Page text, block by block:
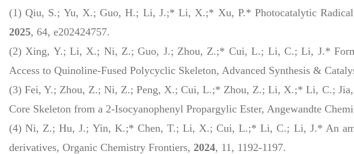
(1) Qiu, S.; Yu, X.; Guo, H.; Li, J.;* Li, X.;* Xu, P.* Photocatalytic Radical
2025, 64, e202424757.
(2) Xing, Y.; Li, X.; Ni, Z.; Guo, J.; Zhou, Z.;* Cui, L.; Li, C.; Li, J.*
Access to Quinoline-Fused Polycyclic Skeleton, Advanced Synthesis &
(3) Fei, Y.; Zhou, Z.; Ni, Z.; Peng, X.; Cui, L.;* Zhou, Z.; Li, X.;* Li, C.;
Core Skeleton from a 2-Isocyanophenyl Propargylic Ester, Angewandte
(4) Ni, Z.; Hu, J.; Yin, K.;* Chen, T.; Li, X.; Cui, L.;* Li, C.; Li, J.* An
derivatives, Organic Chemistry Frontiers, 2024, 11, 1192-1197.